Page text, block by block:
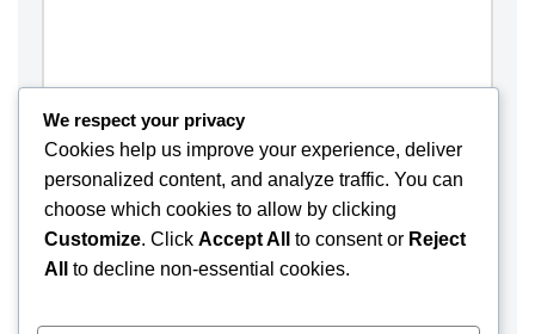
Save my name, email, and website in this browser for the
next time I comment.
We respect your privacy
Cookies help us improve your experience, deliver
personalized content, and analyze traffic. You can
choose which cookies to allow by clicking
Customize. Click Accept All to consent or Reject
All
to decline non-essential cookies.